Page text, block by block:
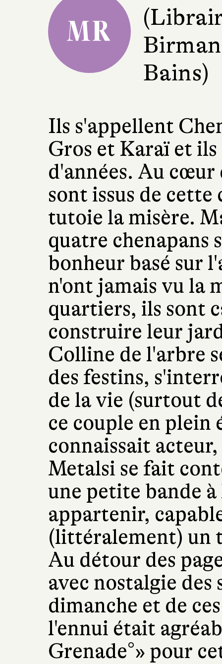
MR
Bains)
Ils s'appellent
Gros et Karaï et
d'années. Au cœur
sont issus de
tutoie la misère.
quatre chenapans
bonheur basé sur
n'ont jamais vu la
quartiers, ils sont
construire leur
Colline de l'arbre
des festins,
de la vie (surtout
ce couple en plein
connaissait
Metalsi se fait
une petite bande
appartenir,
(littéralement) un
Au détour des
avec nostalgie des
dimanche et de
l'ennui était
Grenade°» pour